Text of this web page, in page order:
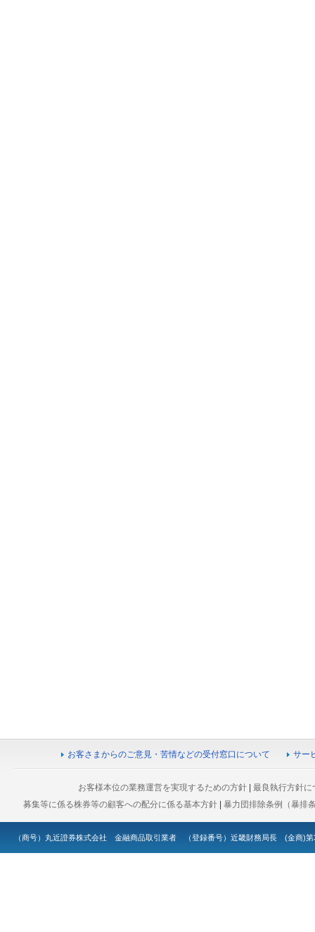
お客さまからのご意見・苦情などの受付窓口について サー
お客様本位の業務運営を実現するための方針 |最良執行方針に
募集等に係る株券等の顧客への配分に係る基本方針 |暴力団排除条例（暴排
（商号）丸近證券株式会社 金融商品取引業者 （登録番号）近畿財務局長 (金商)